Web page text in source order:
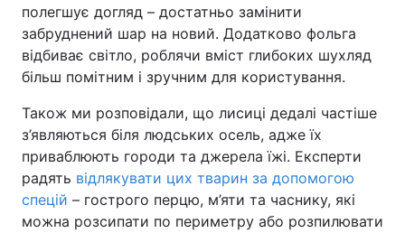
полегшує догляд – достатньо замінити
забруднений шар на новий. Додатково фольга
відбиває світло, роблячи вміст глибоких шухляд
більш помітним і зручним для користування.
Також ми розповідали, що лисиці дедалі частіше
з’являються біля людських осель, адже їх
приваблюють городи та джерела їжі. Експерти
радять відлякувати цих тварин за допомогою
спецій – гострого перцю, м’яти та часнику, які
можна розсипати по периметру або розпилювати